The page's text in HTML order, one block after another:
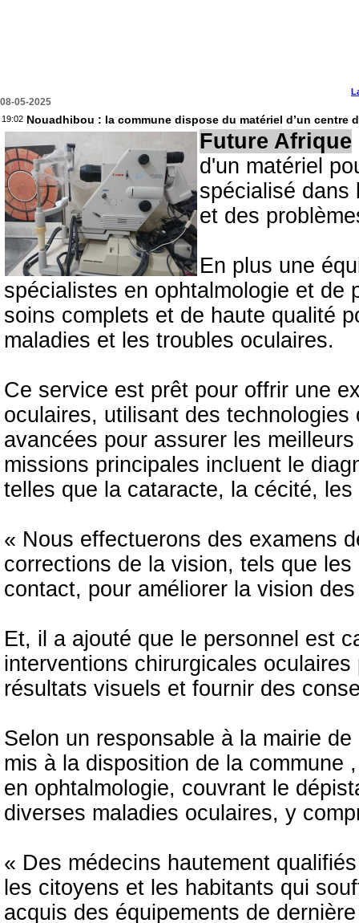
08-05-2025
19:02 Nouadhibou : la commune dispose du matériel d’un centre
Future Afrique
d'un matériel
spécialisé dans
et des
En plus une
spécialistes en ophtalmologie et de
soins complets et de haute qualité
maladies et les troubles oculaires.
Ce service est prêt pour offrir une
oculaires, utilisant des
avancées pour assurer les
missions principales incluent le
telles que la cataracte, la cécité,
« Nous effectuerons des examens
corrections de la vision, tels que
contact, pour améliorer la vision
Et, il a ajouté que le personnel est
interventions chirurgicales
résultats visuels et fournir des
Selon un responsable à la mairie
mis à la disposition de la commune
en ophtalmologie, couvrant le
diverses maladies oculaires, y
« Des médecins hautement
les citoyens et les habitants qui
acquis des équipements de